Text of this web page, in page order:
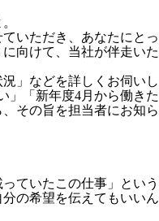
いただき、あなたにとっ
向けて、当社が伴走いた
」などを詳しくお伺いし
」「新年度4月から働きた
、その旨を担当者にお知ら
ていたこの仕事」という
の希望を伝えてもいいん